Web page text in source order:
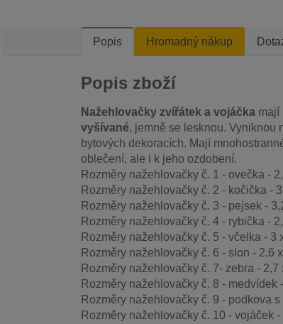
Popis Hromadný nákup
Popis zboží
Nažehlovačky zvířátek a vojáčka mají
vyšívané, jemně se lesknou. Vyniknou
bytových dekoracích. Mají
oblečení, ale i k jeho ozdobení.
Rozměry nažehlovačky č. 1 - ovečka -
Rozměry nažehlovačky č. 2 - kočička -
Rozměry nažehlovačky č. 3 - pejsek -
Rozměry nažehlovačky č. 4 - rybička -
Rozměry nažehlovačky č. 5 - včelka - 3
Rozměry nažehlovačky č. 6 - slon - 2,6
Rozměry nažehlovačky č. 7- zebra - 2,7
Rozměry nažehlovačky č. 8 - medvídek
Rozměry nažehlovačky č. 9 - podkova
Rozměry nažehlovačky č. 10 - vojáček -